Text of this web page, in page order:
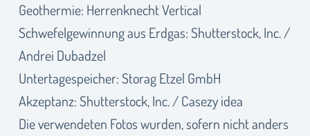
Geothermie: Herrenknecht Vertical
Schwefelgewinnung aus Erdgas: Shutterstock, Inc. /
Andrei Dubadzel
Untertagespeicher: Storag Etzel GmbH
Akzeptanz: Shutterstock, Inc. / Casezy idea
Die verwendeten Fotos wurden, sofern nicht anders